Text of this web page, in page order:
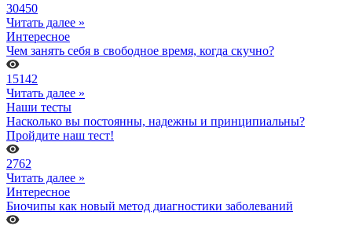
30450
Читать далее »
Интересное
Чем занять себя в свободное время, когда скучно?
15142
Читать далее »
Наши тесты
Насколько вы постоянны, надежны и принципиальны?
Пройдите наш тест!
2762
Читать далее »
Интересное
Биочипы как новый метод диагностики заболеваний